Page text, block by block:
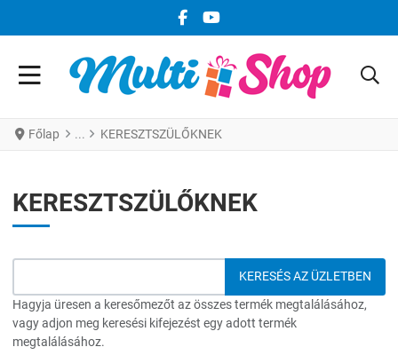
FACEBOOK KÖZÖSSÉGI LINK
YOUTUBE KÖZÖSSÉGI LINK
Főlap KERESZTSZÜLŐKNEK
KERESZTSZÜLŐKNEK
Hagyja üresen a keresőmezőt az összes termék megtalálásához,
vagy adjon meg keresési kifejezést egy adott termék
megtalálásához.